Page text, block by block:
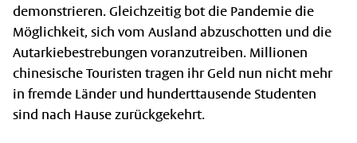
demonstrieren. Gleichzeitig bot die Pandemie die
Möglichkeit, sich vom Ausland abzuschotten und die
Autarkiebestrebungen voran­zutreiben. Millionen
chinesische Touristen tragen ihr Geld nun nicht mehr
in fremde Länder und hunderttausende Studenten
sind nach Hause zurückgekehrt.